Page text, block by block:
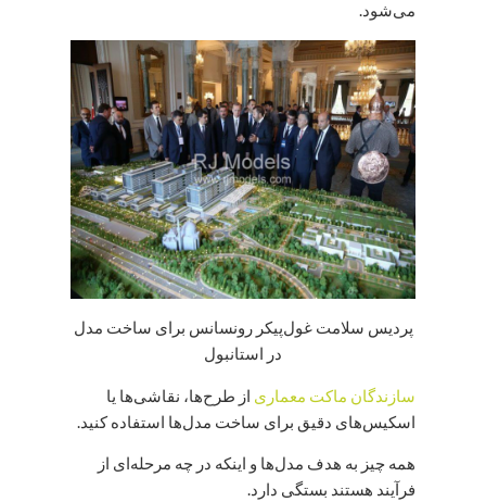
می‌شود.
پردیس سلامت غول‌پیکر رونسانس برای ساخت مدل
در استانبول
سازندگان ماکت معماری از طرح‌ها، نقاشی‌ها یا
اسکیس‌های دقیق برای ساخت مدل‌ها استفاده کنید.
همه چیز به هدف مدل‌ها و اینکه در چه مرحله‌ای از
فرآیند هستند بستگی دارد.